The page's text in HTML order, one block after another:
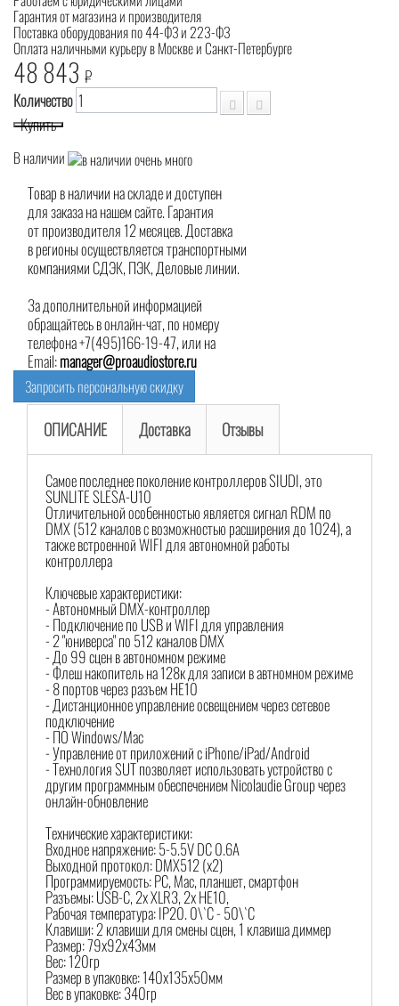
Гарантия от магазина и производителя
Поставка оборудования по 44-ФЗ и 223-ФЗ
Оплата наличными курьеру в Москве и Санкт-Петербурге
48 843 ₽
Количество
Купить
В наличии
Товар в наличии на складе и доступен
для заказа на нашем сайте. Гарантия
от производителя 12 месяцев. Доставка
в регионы осуществляется транспортными
компаниями СДЭК, ПЭК, Деловые линии.
За дополнительной информацией
обращайтесь в онлайн-чат, по номеру
телефона +7(495)166-19-47, или на
Email:manager@proaudiostore.ru
Запросить персональную скидку
ОПИСАНИЕ Доставка Отзывы
Самое последнее поколение контроллеров SIUDI, это
SUNLITE SLESA-U10
Отличительной особенностью является сигнал RDM по
DMX (512 каналов с возможностью расширения до 1024), а
также встроенной WIFI для автономной работы
контроллера
Ключевые характеристики:
- Автономный DMX-контроллер
- Подключение по USB и WIFI для управления
- 2 "юниверса" по 512 каналов DMX
- До 99 сцен в автономном режиме
- Флеш накопитель на 128к для записи в автномном режиме
- 8 портов через разъем HE10
- Дистанционное управление освещением через сетевое
подключение
- ПО Windows/Mac
- Управление от приложений с iPhone/iPad/Android
- Технология SUT позволяет использовать устройство с
другим программным обеспечением Nicolaudie Group через
онлайн-обновление
Технические характеристики:
Входное напряжение: 5-5.5V DC 0.6A
Выходной протокол: DMX512 (x2)
Программируемость: PC, Mac, планшет, смартфон
Разъемы: USB-C, 2x XLR3, 2x HE10,
Рабочая температура: IP20. 0\`C - 50\`C
Клавиши: 2 клавиши для смены сцен, 1 клавиша диммер
Размер: 79x92x43мм
Вес: 120гр
Размер в упаковке: 140x135x50мм
Вес в упаковке: 340гр